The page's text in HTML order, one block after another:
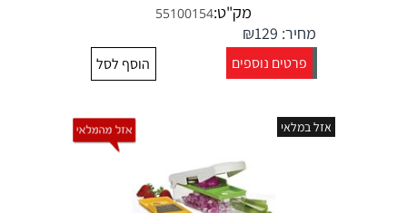
מק"ט:55100154
מחיר: ₪129
פרטים נוספים הוסף לסל
אזל במלאי